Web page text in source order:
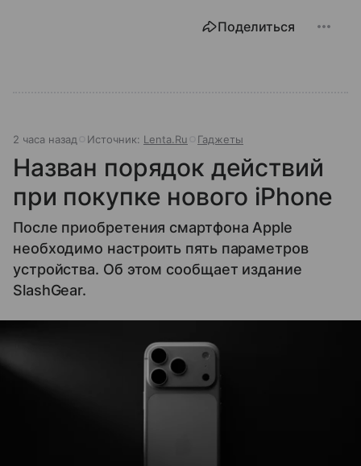
Поделиться
2 часа назад Источник: Lenta.Ru Гаджеты
Назван порядок действий
при покупке нового iPhone
После приобретения смартфона Apple
необходимо настроить пять параметров
устройства. Об этом сообщает издание
SlashGear.